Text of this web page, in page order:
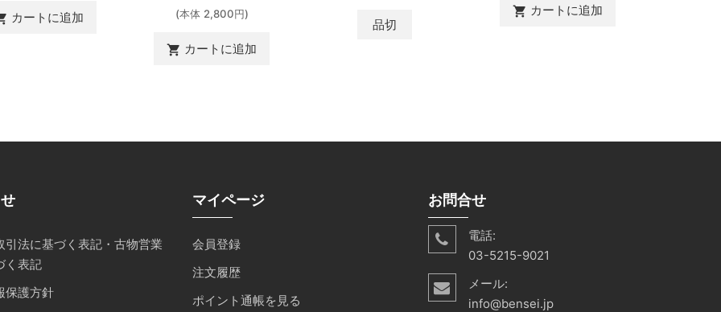
カートに追加 (本体 2,800円)
shopping_cart カートに追加
品切
shopping_cart カートに追加
引法に基づく表記・古物営業
く表記
保護方針
マイページ
会員登録
注文履歴
ポイント通帳を見る
お問合せ
電話:
03-5215-9021
メール:
info@bensei.jp